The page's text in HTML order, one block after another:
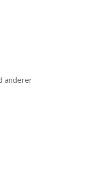
anderer